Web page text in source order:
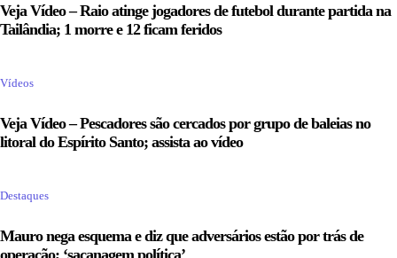
Veja Vídeo – Raio atinge jogadores de futebol durante partida na
Tailândia; 1 morre e 12 ficam feridos
Vídeos
Veja Vídeo – Pescadores são cercados por grupo de baleias no
litoral do Espírito Santo; assista ao vídeo
Destaques
Mauro nega esquema e diz que adversários estão por trás de
operação; ‘sacanagem política’